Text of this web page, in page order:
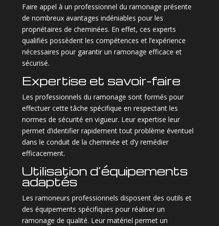
Faire appel à un professionnel du ramonage présente
de nombreux avantages indéniables pour les
propriétaires de cheminées. En effet, ces experts
qualifiés possèdent les compétences et l’expérience
nécessaires pour garantir un ramonage efficace et
sécurisé.
Expertise et savoir-faire
Les professionnels du ramonage sont formés pour
effectuer cette tâche spécifique en respectant les
normes de sécurité en vigueur. Leur expertise leur
permet d’identifier rapidement tout problème éventuel
dans le conduit de la cheminée et d’y remédier
efficacement.
Utilisation d’équipements
adaptés
Les ramoneurs professionnels disposent des outils et
des équipements spécifiques pour réaliser un
ramonage de qualité. Leur matériel permet un